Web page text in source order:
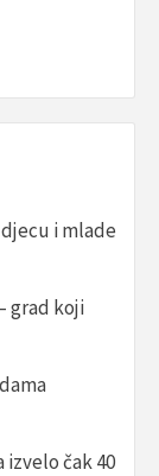
i mlade
grad koji
izvelo čak 40